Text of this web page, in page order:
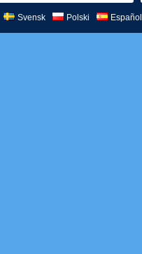
Svensk Polski Español